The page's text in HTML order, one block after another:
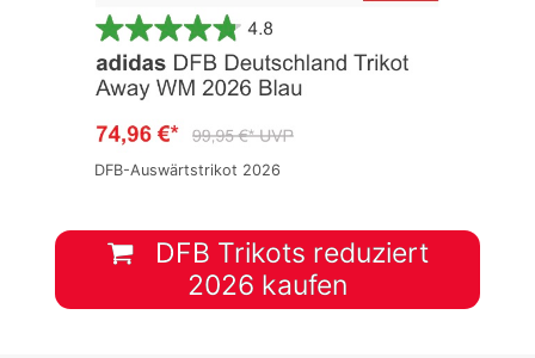
DFB-Auswärtstrikot 2026
DFB Trikots reduziert
2026 kaufen